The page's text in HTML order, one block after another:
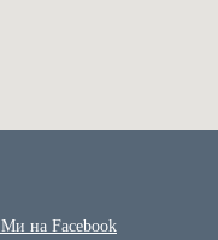
Ми на Facebook